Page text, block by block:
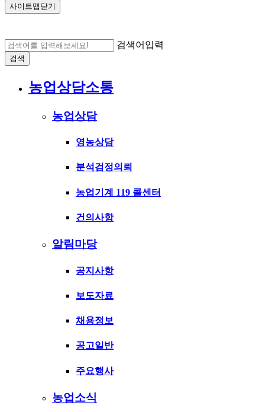
사이트맵닫기
검색어입력
검색
농업상담소통
농업상담
영농상담
분석검정의뢰
농업기계 119 콜센터
건의사항
알림마당
공지사항
보도자료
채용정보
공고일반
주요행사
농업소식